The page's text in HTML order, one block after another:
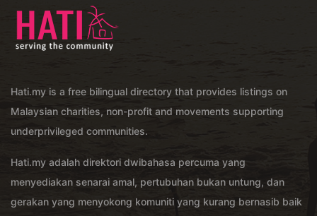
Hati.my is a free bilingual directory that provides listings on
Malaysian charities, non-profit and movements supporting
underprivileged communities.
Hati.my adalah direktori dwibahasa percuma yang
menyediakan senarai amal, pertubuhan bukan untung, dan
gerakan yang menyokong komuniti yang kurang bernasib baik